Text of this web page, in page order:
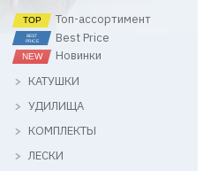
Топ-ассортимент
Best Price
Новинки
КАТУШКИ
УДИЛИЩА
КОМПЛЕКТЫ
ЛЕСКИ